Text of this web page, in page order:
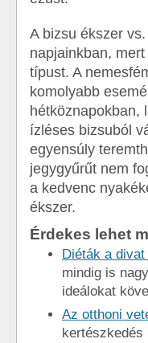
A bizsu ékszer
napjainkban,
típust. A
komolyabb
hétköznapokban,
ízléses bizsuból
egyensúly
jegygyűrűt nem
a kedvenc
ékszer.
Érdekes lehet
Diéták a
mindig is
ideálokat
Az otthoni
kertészkedés